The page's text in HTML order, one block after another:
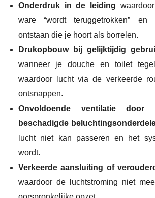
Onderdruk in de leiding
ware “wordt teruggetrokken” en
ontstaan die je hoort als borrelen.
Drukopbouw bij gelijktijdig
wanneer je douche en toilet
waardoor lucht via de verkeerde
ontsnappen.
Onvoldoende ventilatie door
beschadigde
lucht niet kan passeren en het
wordt.
Verkeerde aansluiting of
waardoor de luchtstroming niet